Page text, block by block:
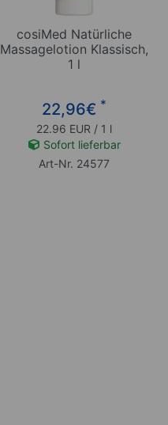
cosiMed Natürliche
Massagelotion Klassisch,
1 l
22,96€ *
22.96 EUR / 1 l
Sofort lieferbar
Art-Nr. 24577